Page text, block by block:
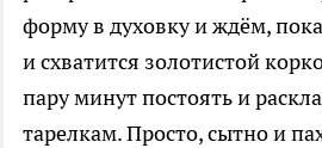
форму в духовку и ждём,
и схватится золотистой
пару минут постоять и
тарелкам. Просто, сытно и